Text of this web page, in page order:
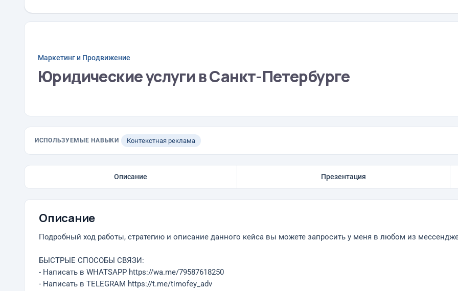
Маркетинг и Продвижение
Юридические услуги в Санкт-Петербурге
ИСПОЛЬЗУЕМЫЕ НАВЫКИ Контекстная реклама
Описание Презентация
Описание
Подробный ход работы, стратегию и описание данного кейса вы можете запросить у меня в любом из
БЫСТРЫЕ СПОСОБЫ СВЯЗИ:
- Написать в WHATSAPP https://wa.me/79587618250
- Написать в TELEGRAM https://t.me/timofey_adv